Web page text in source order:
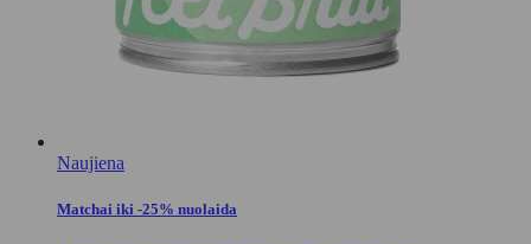
Naujiena
Matchai iki -25% nuolaida